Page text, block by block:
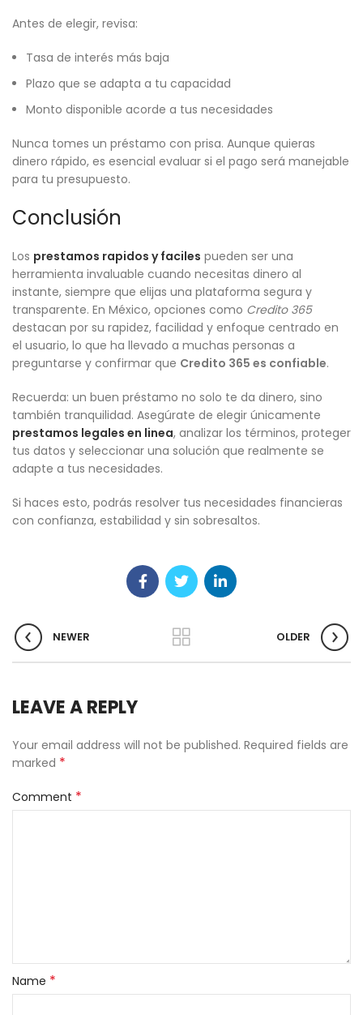
Antes de elegir, revisa:
Tasa de interés más baja
Plazo que se adapta a tu capacidad
Monto disponible acorde a tus necesidades
Nunca tomes un préstamo con prisa. Aunque quieras
dinero rápido, es esencial evaluar si el pago será manejable
para tu presupuesto.
Conclusión
Los prestamos rapidos y faciles pueden ser una
herramienta invaluable cuando necesitas dinero al
instante, siempre que elijas una plataforma segura y
transparente. En México, opciones como Credito 365
destacan por su rapidez, facilidad y enfoque centrado en
el usuario, lo que ha llevado a muchas personas a
preguntarse y confirmar que Credito 365 es confiable.
Recuerda: un buen préstamo no solo te da dinero, sino
también tranquilidad. Asegúrate de elegir únicamente
prestamos legales en linea, analizar los términos, proteger
tus datos y seleccionar una solución que realmente se
adapte a tus necesidades.
Si haces esto, podrás resolver tus necesidades financieras
con confianza, estabilidad y sin sobresaltos.
NEWER OLDER
LEAVE A REPLY
Your email address will not be published. Required fields are
marked *
Comment *
Name *